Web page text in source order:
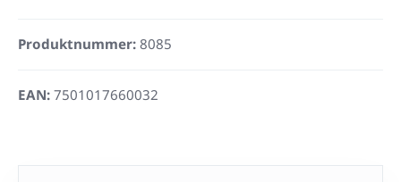
Produktnummer: 8085
EAN: 7501017660032